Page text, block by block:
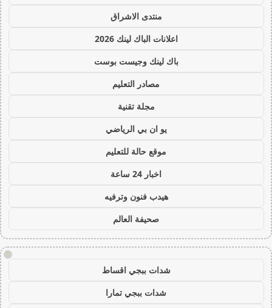
منتدى الاشراق
اعلانات الباك لينك 2026
باك لينك وجيست بوست
مصادر التعليم
مجلة تقنية
يو ان بي الرياضي
موقع حالة للتعليم
اخبار 24 ساعة
هيدب فنون وترفيه
صحيفة العالم
!
شدات ببجي اقساط
شدات ببجي تمارا